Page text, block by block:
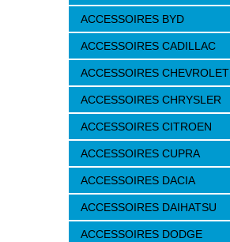
ACCESSOIRES BYD
ACCESSOIRES CADILLAC
ACCESSOIRES CHEVROLET
ACCESSOIRES CHRYSLER
ACCESSOIRES CITROEN
ACCESSOIRES CUPRA
ACCESSOIRES DACIA
ACCESSOIRES DAIHATSU
ACCESSOIRES DODGE